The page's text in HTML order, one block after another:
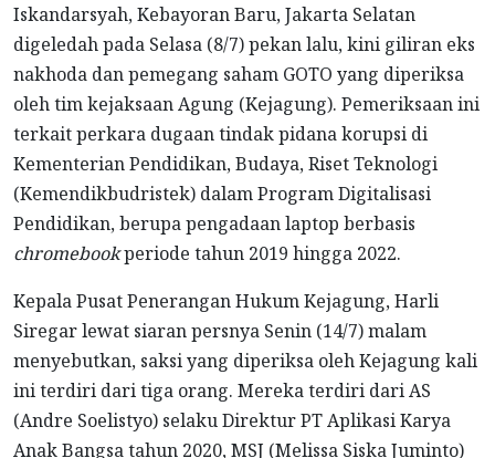
Iskandarsyah, Kebayoran Baru, Jakarta Selatan
digeledah pada Selasa (8/7) pekan lalu, kini giliran eks
nakhoda dan pemegang saham GOTO yang diperiksa
oleh tim kejaksaan Agung (Kejagung). Pemeriksaan ini
terkait perkara dugaan tindak pidana korupsi di
Kementerian Pendidikan, Budaya, Riset Teknologi
(Kemendikbudristek) dalam Program Digitalisasi
Pendidikan, berupa pengadaan laptop berbasis
chromebookperiode tahun 2019 hingga 2022.
Kepala Pusat Penerangan Hukum Kejagung, Harli
Siregar lewat siaran persnya Senin (14/7) malam
menyebutkan, saksi yang diperiksa oleh Kejagung kali
ini terdiri dari tiga orang. Mereka terdiri dari AS
(Andre Soelistyo) selaku Direktur PT Aplikasi Karya
Anak Bangsa tahun 2020, MSJ (Melissa Siska Juminto)